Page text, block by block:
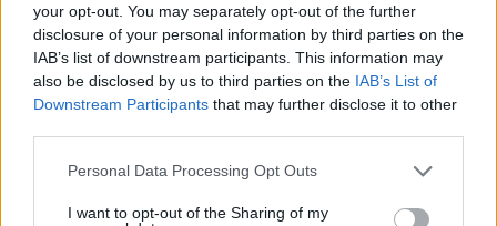
your opt-out. You may separately opt-out of the further
disclosure of your personal information by third parties on the
IAB’s list of downstream participants. This information may
also be disclosed by us to third parties on the IAB’s List of
Downstream Participants that may further disclose it to other
Please note that this website/app uses one or more Google
not limited to your visit or usage behaviour. You may click to
Personal Data Processing Opt Outs
I want to opt-out of the Sharing of my
Το «σκουλήκι του διαβόλου» που ζει 1,3 χιλιόμετρα